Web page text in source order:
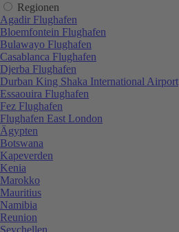
Regionen
Agadir Flughafen
Bloemfontein Flughafen
Bulawayo Flughafen
Casablanca Flughafen
Djerba Flughafen
Durban King Shaka International Airport
Essaouira Flughafen
Fez Flughafen
Flughafen East London
Ägypten
Botswana
Kapeverden
Kenia
Marokko
Mauritius
Namibia
Reunion
Seychellen